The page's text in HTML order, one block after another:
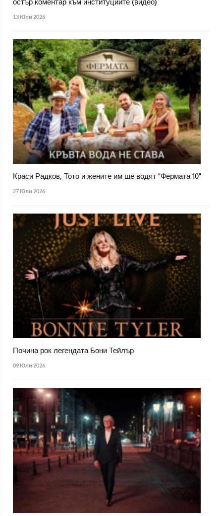
13 Юли 2026
Краси Радков, Тото и жените им ще водят "Фермата 10"
27 Юли 2026
Почина рок легендата Бони Тейлър
09 Юли 2026